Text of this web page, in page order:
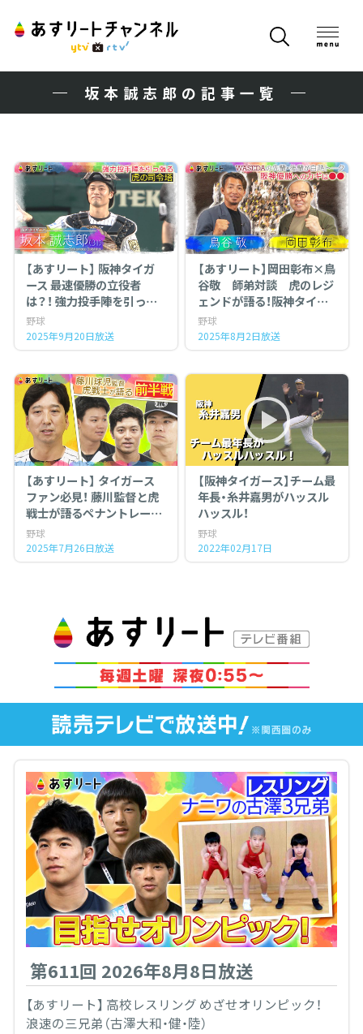
坂本誠志郎の記事一覧
【あすリート】 阪神タイガ
ース 最速優勝の立役者
は？！ 強力投手陣を引っ張
る男 坂本誠志郎（31）
野球
2025年9月20日放送
【あすリート】岡田彰布×鳥
谷敬 師弟対談 虎のレジ
ェンドが語る！阪神タイガ
ース 優勝へのカギ
野球
2025年8月2日放送
【あすリート】 タイガース
ファン必見！ 藤川監督と虎
戦士が語るペナントレース
前半戦
野球
2025年7月26日放送
【阪神タイガース】チーム最
年長・糸井嘉男がハッスル
ハッスル！
野球
2022年02月17日
第611回 2026年8月8日放送
【あすリート】 高校レスリング めざせオリンピック！
浪速の三兄弟（古澤大和・健・陸）